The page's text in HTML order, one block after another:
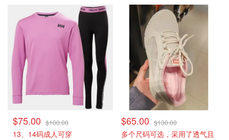
$75.00 $100.00
13、14码成人可穿
$65.00 $130.00
多个尺码可选，采用了透气且